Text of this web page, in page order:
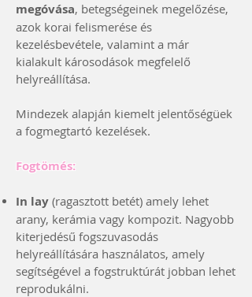
megóvása, betegségeinek megelőzése,
azok korai felismerése és
kezelésbevétele, valamint a már
kialakult károsodások megfelelő
helyreállítása.
Mindezek alapján kiemelt jelentőségüek
a fogmegtartó kezelések.
Fogtömés:
In lay (ragasztott betét) amely lehet
arany, kerámia vagy kompozit. Nagyobb
kiterjedésű fogszuvasodás
helyreállítására használatos, amely
segítségével a fogstruktúrát jobban lehet
reprodukálni.